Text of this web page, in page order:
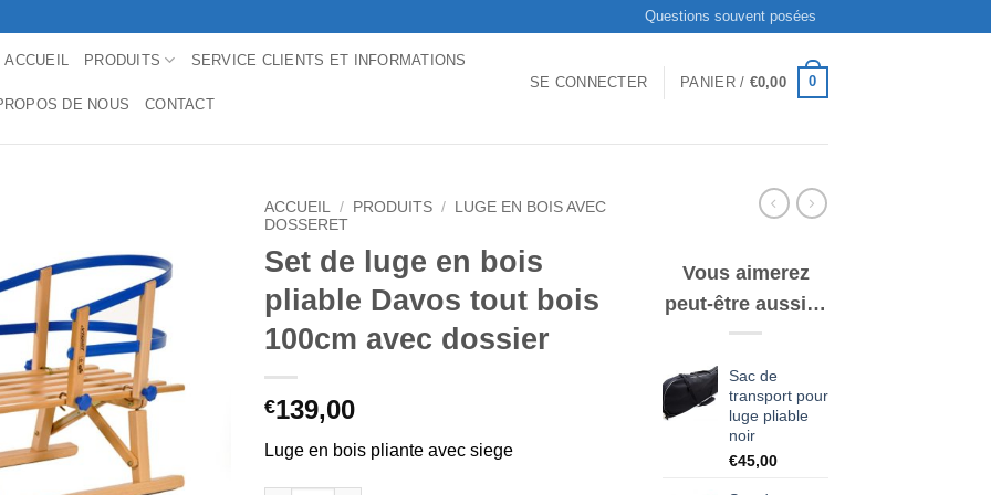
Questions souvent posées
ACCUEIL PRODUITS SERVICE CLIENTS ET INFORMATIONS
DE NOUS CONTACT
SE CONNECTER PANIER / €0,00 0
ACCUEIL / PRODUITS /
LUGE EN BOIS AVEC
DOSSERET
Set de luge en bois
pliable Davos tout bois
100cm avec dossier
€139,00
Luge en bois pliante avec siege
Vous aimerez
peut-être aussi…
Sac de
transport pour
luge pliable
noir
€45,00